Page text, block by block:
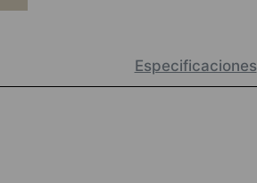
Especificaciones